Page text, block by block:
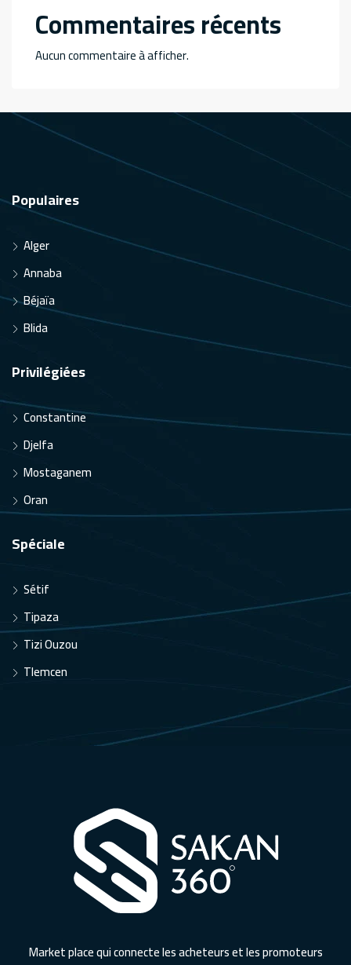
Commentaires récents
Aucun commentaire à afficher.
Populaires
Alger
Annaba
Béjaïa
Blida
Privilégiées
Constantine
Djelfa
Mostaganem
Oran
Spéciale
Sétif
Tipaza
Tizi Ouzou
Tlemcen
Market place qui connecte les acheteurs et les promoteurs